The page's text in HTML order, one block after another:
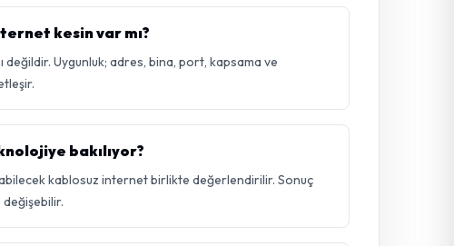
kesin var mı?
değildir. Uygunluk; adres, bina, port, kapsama ve
bakılıyor?
kablosuz internet birlikte değerlendirilir. Sonuç